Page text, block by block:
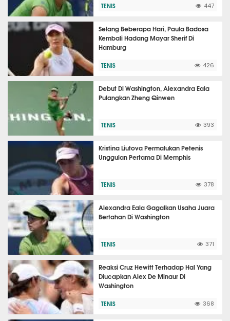
TENIS 447
Selang Beberapa Hari, Paula Badosa
Kembali Hadang Mayar Sherif Di
Hamburg
TENIS 426
Debut Di Washington, Alexandra Eala
Pulangkan Zheng Qinwen
TENIS 393
Kristina Liutova Permalukan Petenis
Unggulan Pertama Di Memphis
TENIS 378
Alexandra Eala Gagalkan Usaha Juara
Bertahan Di Washington
TENIS 371
Reaksi Cruz Hewitt Terhadap Hal Yang
Diucapkan Alex De Minaur Di
Washington
TENIS 368